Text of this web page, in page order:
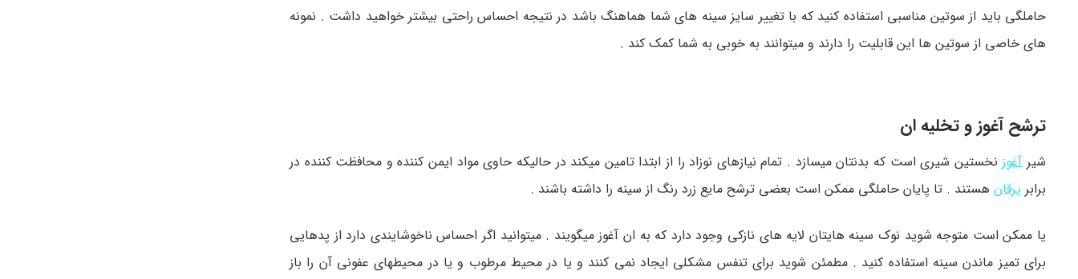
حاملگی باید از سوتین مناسبی استفاده کنید که با تغییر سایز سینه های شما هماهنگ باشد در نتیجه احساس راحتی بیشتر خواهید داشت . نمونه
های خاصی از سوتین ها این قابلیت را دارند و میتوانند به خوبی به شما کمک کند .
ترشح آغوز و تخلیه ان
شیرآغوزنخستین شیری است که بدنتان میسازد . تمام نیازهای نوزاد را از ابتدا تامین میکند در حالیکه حاوی مواد ایمن کننده و محافظت کننده در
برابر یرقان هستند . تا پایان حاملگی ممکن است بعضی ترشح مایع زرد رنگ از سینه را داشته باشند .
یا ممکن است متوجه شوید نوک سینه هایتان لایه های نازکی وجود دارد که به ان آغوز میگویند . میتوانید اگر احساس ناخوشایندی دارد از پدهایی
برای تمیز ماندن سینه استفاده کنید . مطمئن شوید برای تنفس مشکلی ایجاد نمی کنند و یا در محیط مرطوب و یا در محیطهای عفونی آن را باز